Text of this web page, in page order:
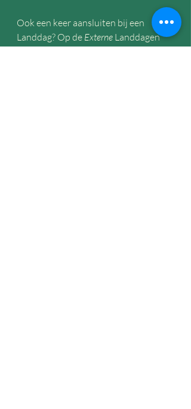
Ook een keer aansluiten bij een
Landdag? Op de Externe Landdagen